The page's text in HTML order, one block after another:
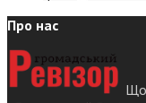
Про нас